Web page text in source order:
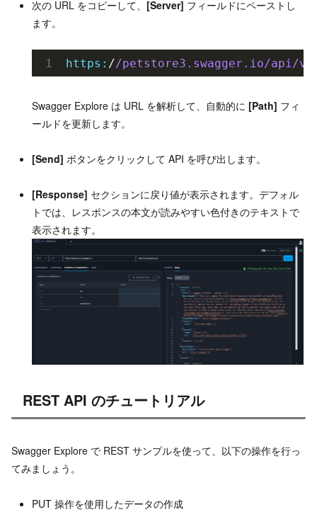
次の URL をコピーして、 [Server] フィールドにペーストし
ます。
https: //petstore3.swagger.io/api /
Swagger Explore は URL を解析して、自動的に [Path] フィ
ールドを更新します。
[Send] ボタンをクリックして API を呼び出します。
[Response] セクションに戻り値が表示されます。デフォル
トでは、レスポンスの本文が読みやすい色付きのテキストで
表示されます。
REST API のチュートリアル
Swagger Explore で REST サンプルを使って、以下の操作を行っ
てみましょう。
PUT 操作を使用したデータの作成